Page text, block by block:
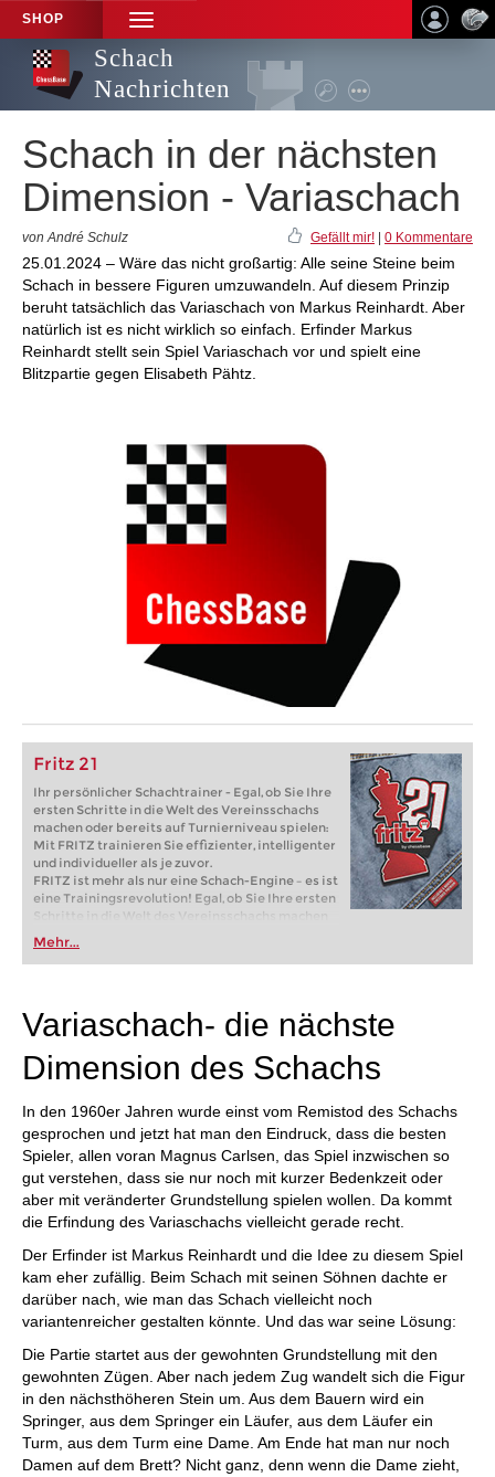
SHOP
TOGGLE
NAVIGATION
Schach
Nachrichten
Schach in der nächsten
Dimension - Variaschach
von André Schulz Gefällt mir! 0 Kommentare
25.01.2024 – Wäre das nicht großartig: Alle seine Steine beim
Schach in bessere Figuren umzuwandeln. Auf diesem Prinzip
beruht tatsächlich das Variaschach von Markus Reinhardt. Aber
natürlich ist es nicht wirklich so einfach. Erfinder Markus
Reinhardt stellt sein Spiel Variaschach vor und spielt eine
Blitzpartie gegen Elisabeth Pähtz.
Fritz 21
Ihr persönlicher Schachtrainer - Egal, ob Sie Ihre
ersten Schritte in die Welt des Vereinsschachs
machen oder bereits auf Turnierniveau spielen:
Mit FRITZ trainieren Sie effizienter, intelligenter
und individueller als je zuvor.
FRITZ ist mehr als nur eine Schach-Engine – es ist
eine Trainingsrevolution! Egal, ob Sie Ihre ersten
Schritte in die Welt des Vereinsschachs machen
oder bereits auf Turnierniveau spielen: Mit
FRITZ trainieren Sie effizienter, intelligenter und
individueller als je zuvor.
Mehr...
Variaschach- die nächste
Dimension des Schachs
In den 1960er Jahren wurde einst vom Remistod des Schachs
gesprochen und jetzt hat man den Eindruck, dass die besten
Spieler, allen voran Magnus Carlsen, das Spiel inzwischen so
gut verstehen, dass sie nur noch mit kurzer Bedenkzeit oder
aber mit veränderter Grundstellung spielen wollen. Da kommt
die Erfindung des Variaschachs vielleicht gerade recht.
Der Erfinder ist Markus Reinhardt und die Idee zu diesem Spiel
kam eher zufällig. Beim Schach mit seinen Söhnen dachte er
darüber nach, wie man das Schach vielleicht noch
variantenreicher gestalten könnte. Und das war seine Lösung:
Die Partie startet aus der gewohnten Grundstellung mit den
gewohnten Zügen. Aber nach jedem Zug wandelt sich die Figur
in den nächsthöheren Stein um. Aus dem Bauern wird ein
Springer, aus dem Springer ein Läufer, aus dem Läufer ein
Turm, aus dem Turm eine Dame. Am Ende hat man nur noch
Damen auf dem Brett? Nicht ganz, denn wenn die Dame zieht,